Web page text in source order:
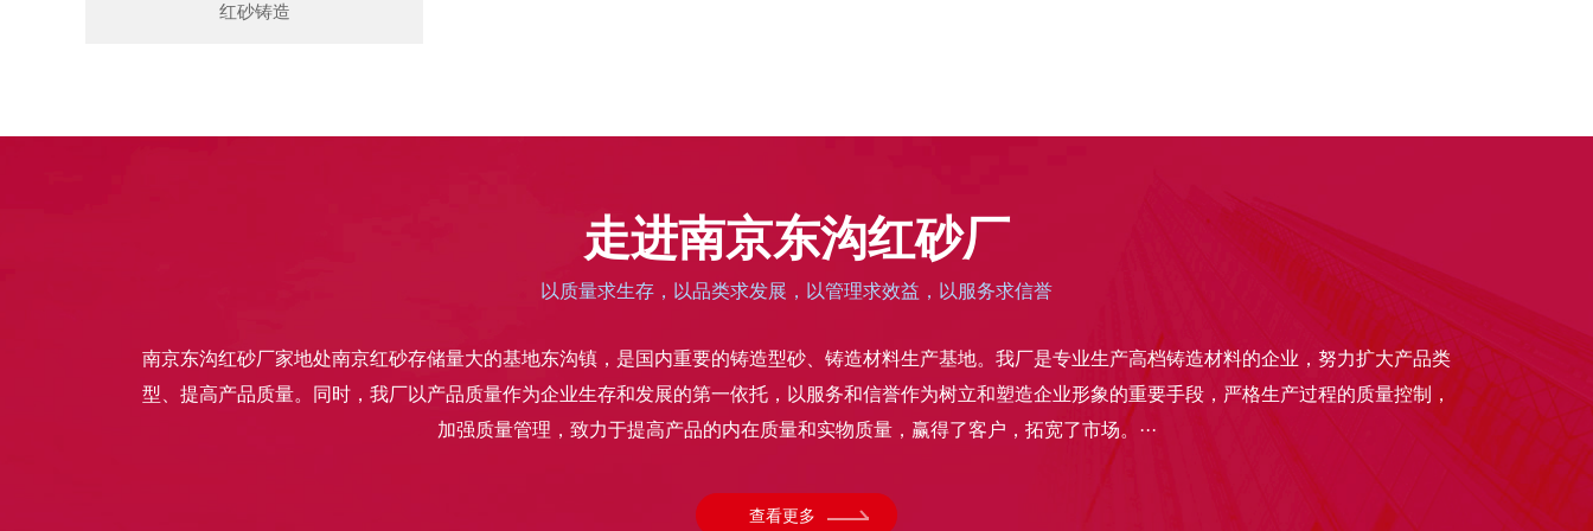
红砂铸造
走进南京东沟红砂厂
以质量求生存，以品类求发展，以管理求效益，以服务求信誉
南京东沟红砂厂家地处南京红砂存储量大的基地东沟镇，是国内重要的铸造型砂、铸造材料生产基地。我厂是专业生产高档铸造材料的企业，努力扩大产品类
型、提高产品质量。同时，我厂以产品质量作为企业生存和发展的第一依托，以服务和信誉作为树立和塑造企业形象的重要手段，严格生产过程的质量控制，
加强质量管理，致力于提高产品的内在质量和实物质量，赢得了客户，拓宽了市场。···
查看更多